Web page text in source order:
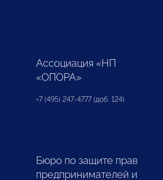
Ассоциация «НП
«ОПОРА»
+7 (495) 247-4777 (доб. 124)
Бюро по защите прав
предпринимателей и